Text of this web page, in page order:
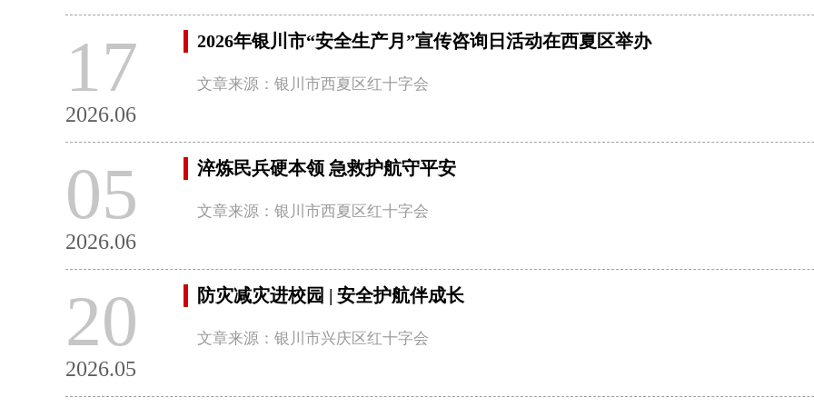
17
2026.06
2026年银川市“安全生产月”宣传咨询日活动在西夏区举办
文章来源：银川市西夏区红十字会
05
2026.06
淬炼民兵硬本领 急救护航守平安
文章来源：银川市西夏区红十字会
20
2026.05
防灾减灾进校园 | 安全护航伴成长
文章来源：银川市兴庆区红十字会